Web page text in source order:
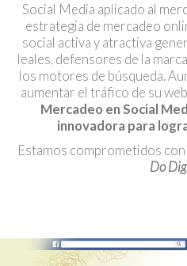
Social Media aplicado al
estrategia de mercadeo
social activa y atractiva
leales, defensores de la
los motores de búsqueda.
aumentar el tráfico de su
Mercadeo en Social
innovadora para
Estamos comprometidos
Do